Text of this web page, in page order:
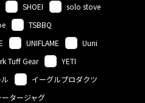
SHOEI
solo stove
TSBBQ
UNIFLAME
Uuni
Tuff Gear
YETI
イーグルプロダクツ
ータージャグ